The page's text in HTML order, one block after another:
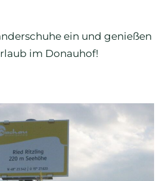
ein und genießen
im Donauhof!